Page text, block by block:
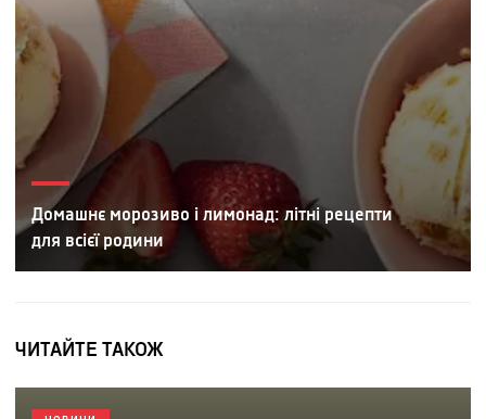
Домашнє морозиво і лимонад: літні рецепти
для всієї родини
ЧИТАЙТЕ ТАКОЖ